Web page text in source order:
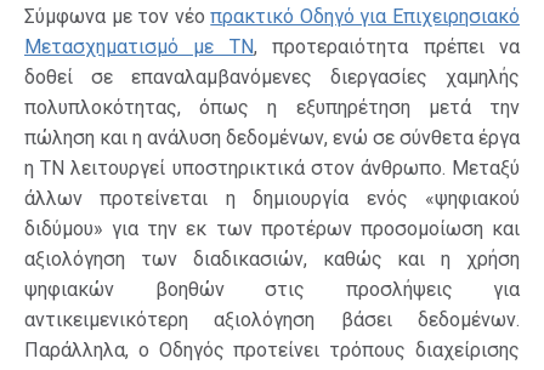
Σύμφωνα με τον νέοπρακτικό Οδηγό για Επιχειρησιακό
Μετασχηματισμό με ΤΝ, προτεραιότητα πρέπει να
δοθεί σε επαναλαμβανόμενες διεργασίες χαμηλής
πολυπλοκότητας, όπως η εξυπηρέτηση μετά την
πώληση και η ανάλυση δεδομένων, ενώ σε σύνθετα έργα
η ΤΝ λειτουργεί υποστηρικτικά στον άνθρωπο. Μεταξύ
άλλων προτείνεται η δημιουργία ενός «ψηφιακού
διδύμου» για την εκ των προτέρων προσομοίωση και
αξιολόγηση των διαδικασιών, καθώς και η χρήση
ψηφιακών βοηθών στις προσλήψεις για
αντικειμενικότερη αξιολόγηση βάσει δεδομένων.
Παράλληλα, ο Οδηγός προτείνει τρόπους διαχείρισης